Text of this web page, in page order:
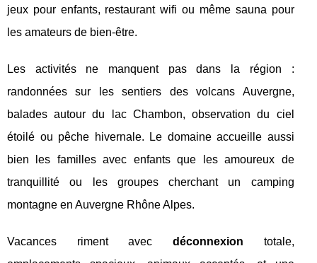
jeux pour enfants, restaurant wifi ou même sauna pour
les amateurs de bien-être.
Les activités ne manquent pas dans la région :
randonnées sur les sentiers des volcans Auvergne,
balades autour du lac Chambon, observation du ciel
étoilé ou pêche hivernale. Le domaine accueille aussi
bien les familles avec enfants que les amoureux de
tranquillité ou les groupes cherchant un camping
montagne en Auvergne Rhône Alpes.
Vacances riment avec déconnexion totale,